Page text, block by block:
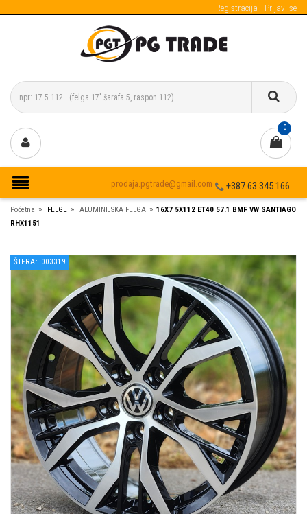
Registracija Prijavi se
0
+387 63 345 166
prodaja.pgtrade@gmail.com
Početna » FELGE » ALUMINIJSKA FELGA » 16X7 5X112 ET40 57.1 BMF VW SANTIAGO
RHX1151
ŠIFRA: 003319